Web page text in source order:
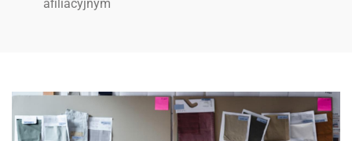
afiliacyjnym